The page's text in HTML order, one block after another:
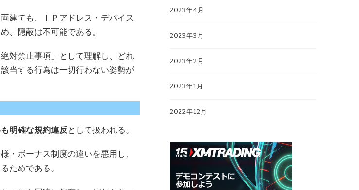
建ても、ＩＰアドレス・デバイス
、隠蔽は不可能である。
対禁止事項」として理解し、どれ
当する行為は一切行わない姿勢が
明確な規約違反として扱われる。
・ボーナス制度の違いを悪用し、
ためである。
2023年4月
2023年3月
2023年2月
2023年1月
2022年12月